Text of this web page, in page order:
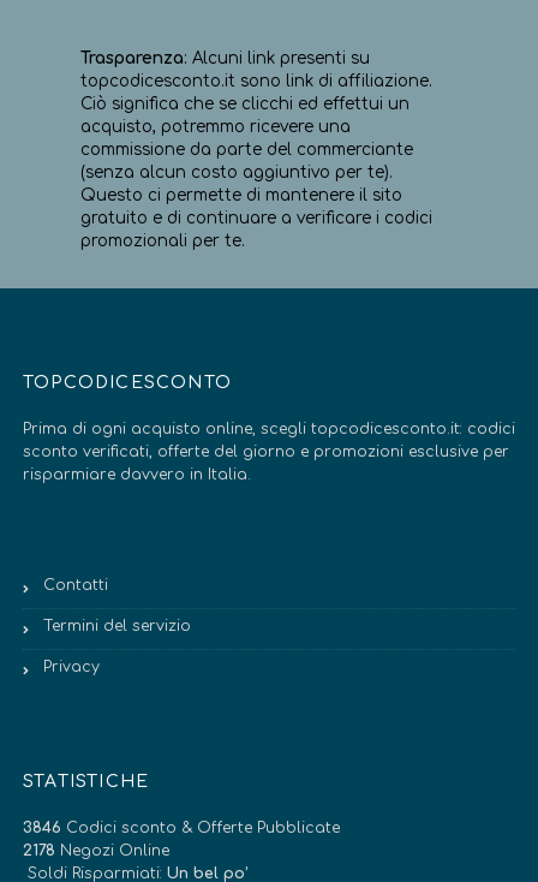
Trasparenza: Alcuni link presenti su
topcodicesconto.it sono link di affiliazione.
Ciò significa che se clicchi ed effettui un
acquisto, potremmo ricevere una
commissione da parte del commerciante
(senza alcun costo aggiuntivo per te).
Questo ci permette di mantenere il sito
gratuito e di continuare a verificare i codici
promozionali per te.
TOPCODICESCONTO
Prima di ogni acquisto online, scegli topcodicesconto.it: codici
sconto verificati, offerte del giorno e promozioni esclusive per
risparmiare davvero in Italia.
Contatti
Termini del servizio
Privacy
STATISTICHE
3846 Codici sconto & Offerte Pubblicate
2178 Negozi Online
Soldi Risparmiati: Un bel po’